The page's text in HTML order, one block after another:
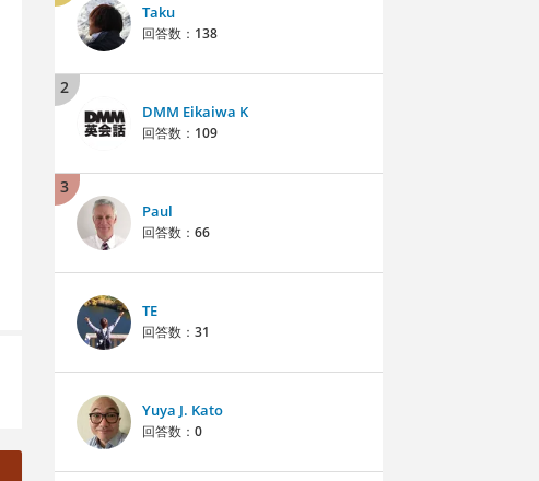
Taku
回答数： 138
2
DMM Eikaiwa K
回答数： 109
3
Paul
回答数： 66
TE
回答数： 31
Yuya J. Kato
回答数： 0